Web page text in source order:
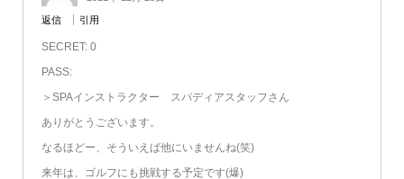
返信 引用
SECRET: 0
PASS:
＞SPAインストラクター スパディアスタッフさん
ありがとうございます。
なるほどー、そういえば他にいませんね(笑)
来年は、ゴルフにも挑戦する予定です(爆)